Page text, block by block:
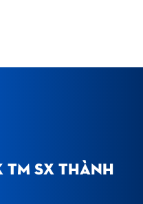
TM SX THÀNH